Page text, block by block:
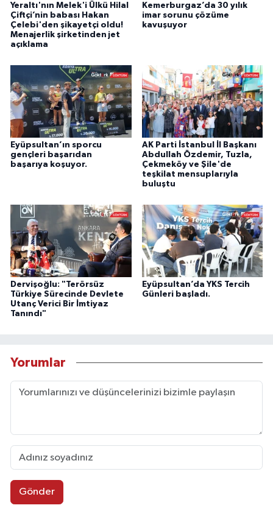
Yeraltı'nın Melek'i Ülkü Hilal
Çiftçi’nin babası Hakan
Çelebi'den şikayetçi oldu!
Menajerlik şirketinden jet
açıklama
Kemerburgaz’da 30 yılık
imar sorunu çözüme
kavuşuyor
Eyüpsultan’ın sporcu
gençleri başarıdan
başarıya koşuyor.
AK Parti İstanbul İl Başkanı
Abdullah Özdemir, Tuzla,
Çekmeköy ve Şile'de
teşkilat mensuplarıyla
buluştu
Dervişoğlu: "Terörsüz
Türkiye Sürecinde Devlete
Utanç Verici Bir İmtiyaz
Tanındı"
Eyüpsultan’da YKS Tercih
Günleri başladı.
Yorumlar
Gönder